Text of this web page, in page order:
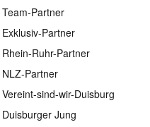
Team-Partner
Exklusiv-Partner
Rhein-Ruhr-Partner
NLZ-Partner
Vereint-sind-wir-Duisburg
Duisburger Jung